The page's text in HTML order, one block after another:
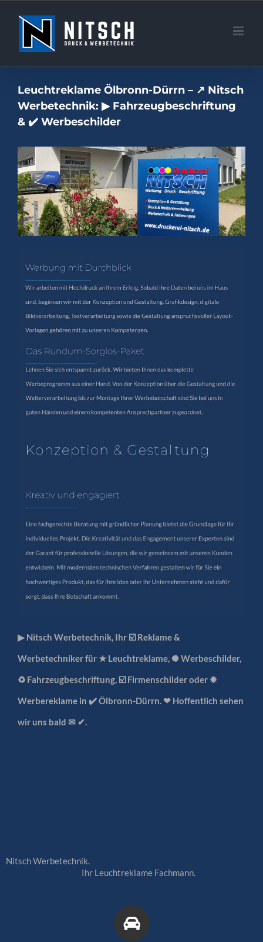
springen
Leuchtreklame Ölbronn-Dürrn – ↗️ Nitsch
Werbetechnik: ▶︎ Fahrzeugbeschriftung
& ✔️ Werbeschilder
▶︎ Nitsch Werbetechnik, Ihr ☑️ Reklame &
Werbetechniker für ★ Leuchtreklame, ✺ Werbeschilder,
♻ Fahrzeugbeschriftung, ☑️ Firmenschilder oder ✹
Werbereklame in ✔️ Ölbronn-Dürrn. ❤ Hoffentlich sehen
wir uns bald ✉ ✔.
Nitsch Werbetechnik.
Ihr Leuchtreklame Fachmann.